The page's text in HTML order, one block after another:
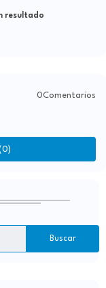
resultado
0Comentarios